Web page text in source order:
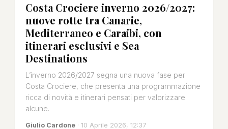
Costa Crociere inverno 2026/2027:
nuove rotte tra Canarie,
Mediterraneo e Caraibi, con
itinerari esclusivi e Sea
Destinations
L’inverno 2026/2027 segna una nuova fase per
Costa Crociere, che presenta una programmazione
ricca di novità e itinerari pensati per valorizzare
alcune.
Giulio Cardone · 10 Aprile 2026, 12:37